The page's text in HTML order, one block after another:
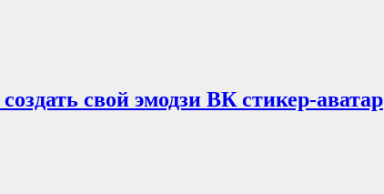
свой эмодзи ВК стикер-аватар